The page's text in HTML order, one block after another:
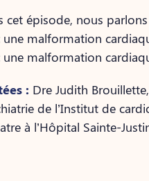
cet épisode, nous
une malformation
une malformation
: Dre Judith
de l’Institut de
à l’Hôpital Sainte-